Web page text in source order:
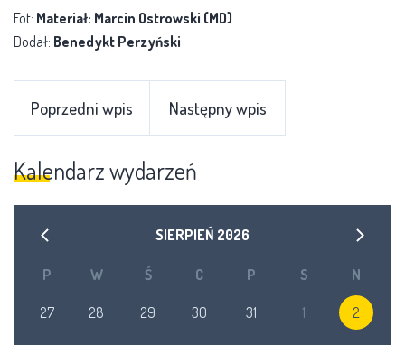
Fot: Materiał: Marcin Ostrowski (MD)
Dodał: Benedykt Perzyński
Poprzedni wpis Następny wpis
Kalendarz wydarzeń
SIERPIEŃ 2026
P W Ś C P S N
27 28 29 30 31 1 2